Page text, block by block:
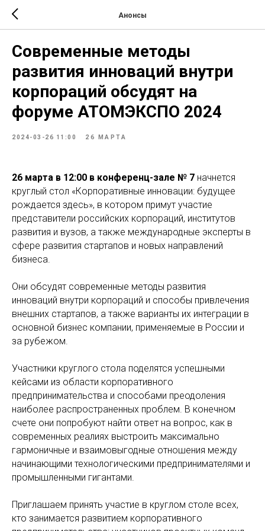
Анонсы
Современные методы
развития инноваций внутри
корпораций обсудят на
форуме АТОМЭКСПО 2024
2024-03-26 11:00 26 МАРТА
26 марта в 12:00 в конференц-зале № 7 начнется
круглый стол «Корпоративные инновации: будущее
рождается здесь», в котором примут участие
представители российских корпораций, институтов
развития и вузов, а также международные эксперты в
сфере развития стартапов и новых направлений
бизнеса.
Они обсудят современные методы развития
инноваций внутри корпораций и способы привлечения
внешних стартапов, а также варианты их интеграции в
основной бизнес компании, применяемые в России и
за рубежом.
Участники круглого стола поделятся успешными
кейсами из области корпоративного
предпринимательства и способами преодоления
наиболее распространенных проблем. В конечном
счете они попробуют найти ответ на вопрос, как в
современных реалиях выстроить максимально
гармоничные и взаимовыгодные отношения между
начинающими технологическими предпринимателями и
промышленными гигантами.
Приглашаем принять участие в круглом столе всех,
кто занимается развитием корпоративного